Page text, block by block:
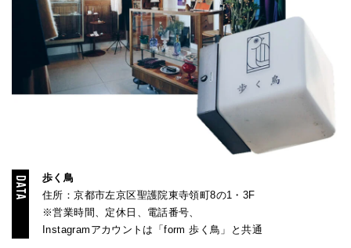
歩く鳥
住所：京都市左京区聖護院東寺領町8の1・3F
※営業時間、定休日、電話番号、
Instagramアカウントは「form 歩く鳥」と共通